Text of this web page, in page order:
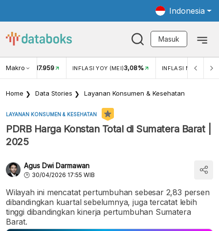
Indonesia
Masuk
Makro
USD/IDR 17.959 INFLASI YOY (MEI)3,08% INFLASI MOM (MEI)
Home Data Stories Layanan Konsumen & Kesehatan
LAYANAN KONSUMEN & KESEHATAN
PDRB Harga Konstan Total di Sumatera Barat |
2025
Agus Dwi Darmawan
30/04/2026 17:55 WIB
Wilayah ini mencatat pertumbuhan sebesar 2,83 persen
dibandingkan kuartal sebelumnya, juga tercatat lebih
tinggi dibandingkan kinerja pertumbuhan Sumatera
Barat.